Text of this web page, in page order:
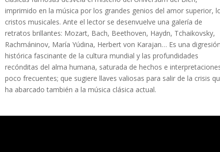
imprimido en la música por los grandes genios del amor superior,
cristos musicales. Ante el lector se desenvuelve una galería de
retratos brillantes: Mozart, Bach, Beethoven, Haydn, Tchaikovsky,
Rachmáninov, María Yúdina, Herbert von Karajan… Es una
histórica fascinante de la cultura mundial y las profundidades
recónditas del alma humana, saturada de hechos e
poco frecuentes; que sugiere llaves valiosas para salir de la crisis
ha abarcado también a la música clásica actual.